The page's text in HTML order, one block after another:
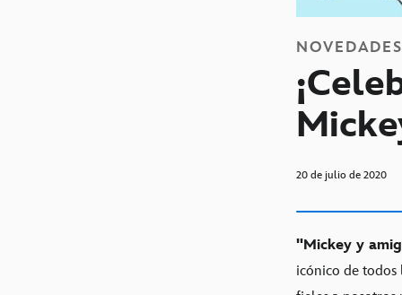
NOVEDADES
20 de julio de 2020
"Mickey y
icónico de todos